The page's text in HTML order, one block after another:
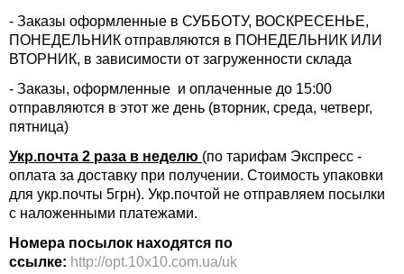
- Заказы оформленные в СУББОТУ, ВОСКРЕСЕНЬЕ,
ПОНЕДЕЛЬНИК отправляются в ПОНЕДЕЛЬНИК ИЛИ
ВТОРНИК, в зависимости от загруженности склада
- Заказы, оформленные и оплаченные до 15:00
отправляются в этот же день (вторник, среда, четверг,
пятница)
Укр.почта 2 раза в неделю (по тарифам Экспресс -
оплата за доставку при получении. Стоимость упаковки
для укр.почты 5грн). Укр.почтой не отправляем посылки
с наложенными платежами.
Номера посылок находятся по
ссылке: http://opt.10x10.com.ua/uk